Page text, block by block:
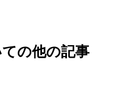
の他の記事